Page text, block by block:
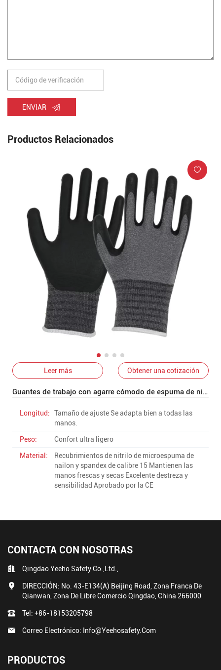
ENVIAR
Productos Relacionados
Leer más Obtener una cotización
Guantes de trabajo con agarre cómodo de espuma de nitrilo y nailon 1110
Longitud: Tamaño de ajuste Se adapta bien a todas las
manos.
Peso:
Confort ultra ligero
Material:
Recubrimientos de nitrilo de microespuma de
nailon y spandex de calibre 15 Mantienen las
manos frescas y secas Excelente destreza y
sensibilidad Aprobado por la CE
CONTACTA CON NOSOTRAS
Qingdao Yeeho Safety Co.,Ltd.,
DIRECCIÓN: No. 43-E134(A) Beijing Road, Zona Franca De
Qianwan, Zona De Libre Comercio Qingdao, China 266000
Tel: +86-18153205798
Correo Electrónico: Info@yeehosafety.com
PRODUCTOS